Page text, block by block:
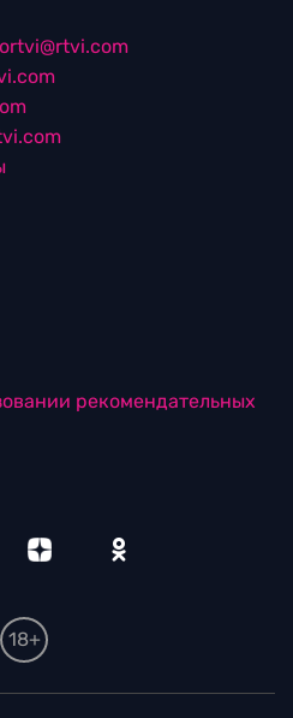
рекомендательных
18+